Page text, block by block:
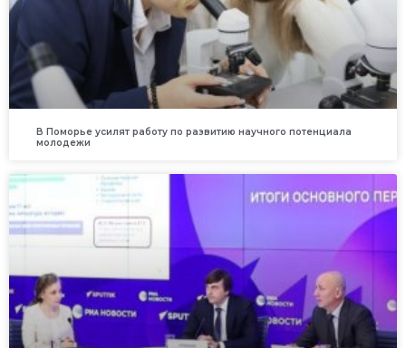
В Поморье усилят работу по развитию научного потенциала
молодежи